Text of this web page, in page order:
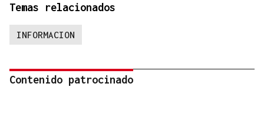
Temas relacionados
INFORMACION
Contenido patrocinado